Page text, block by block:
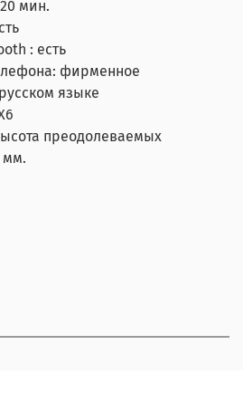
мин.
: есть
фирменное
языке
преодолеваемых
мм.